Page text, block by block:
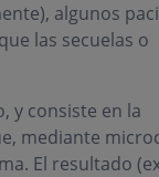
algunos
las secuelas o
y consiste en la
mediante
El resultado